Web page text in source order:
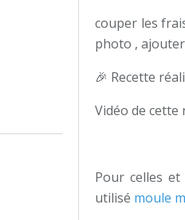
couper les
photo ,
🎉 Recette
Vidéo de
Pour celles
utilisé moule